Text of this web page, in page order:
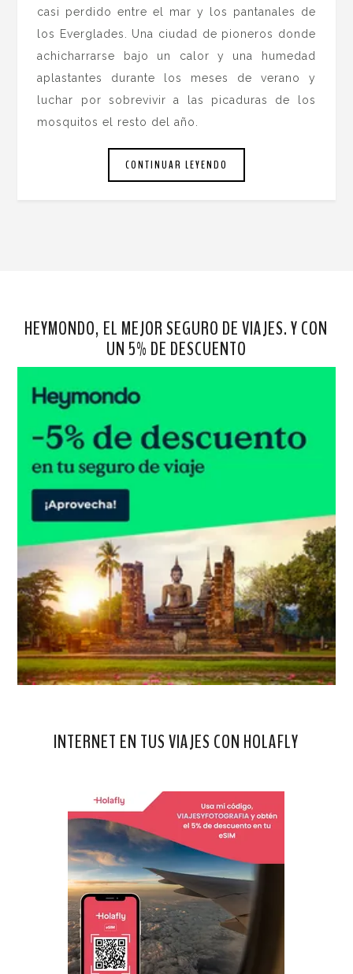
casi perdido entre el mar y los pantanales de
los Everglades. Una ciudad de pioneros donde
achicharrarse bajo un calor y una humedad
aplastantes durante los meses de verano y
luchar por sobrevivir a las picaduras de los
mosquitos el resto del año.
CONTINUAR LEYENDO
HEYMONDO, EL MEJOR SEGURO DE VIAJES. Y CON
UN 5% DE DESCUENTO
INTERNET EN TUS VIAJES CON HOLAFLY